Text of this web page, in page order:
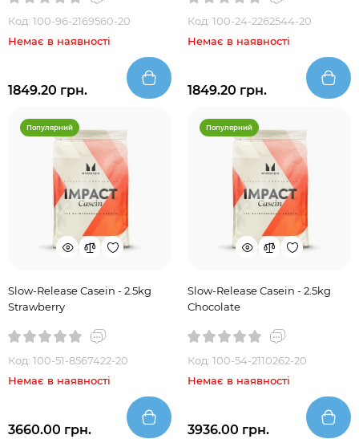
Код: 100-96-2169560-20
Немає в наявності
1849.20 грн.
Код: 100-24-2262544-20
Немає в наявності
1849.20 грн.
Популярний
Slow-Release Casein - 2.5kg
Strawberry
Код: 100-51-8567422-20
Немає в наявності
3660.00 грн.
Популярний
Slow-Release Casein - 2.5kg
Chocolate
Код: 100-54-2110262-20
Немає в наявності
3936.00 грн.